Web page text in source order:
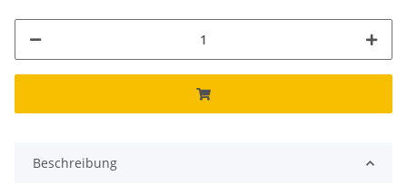
Beschreibung